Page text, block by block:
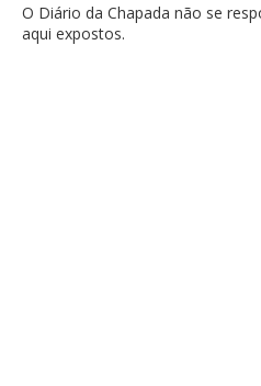
O Diário da Chapada não se
aqui expostos.